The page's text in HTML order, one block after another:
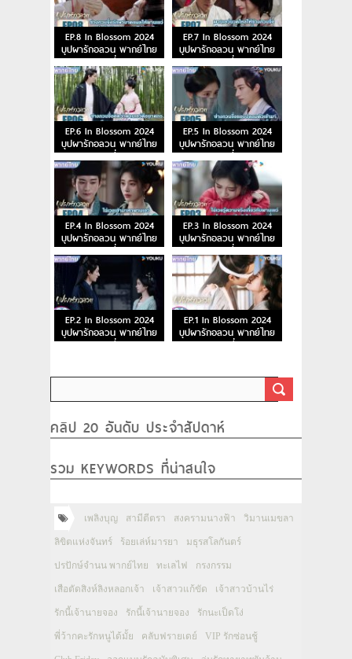
EP.8 In Blossom 2024
บุปผารักอลวน พากย์ไทย
ตอนที่ 8
EP.7 In Blossom 2024
บุปผารักอลวน พากย์ไทย
ตอนที่ 7
EP.6 In Blossom 2024
บุปผารักอลวน พากย์ไทย
ตอนที่ 6
EP.5 In Blossom 2024
บุปผารักอลวน พากย์ไทย
ตอนที่ 5
EP.4 In Blossom 2024
บุปผารักอลวน พากย์ไทย
ตอนที่ 4
EP.3 In Blossom 2024
บุปผารักอลวน พากย์ไทย
ตอนที่ 3
EP.2 In Blossom 2024
บุปผารักอลวน พากย์ไทย
ตอนที่ 2
EP.1 In Blossom 2024
บุปผารักอลวน พากย์ไทย
ตอนที่ 1
คลิป 20 อันดับ ประจำสัปดาห์
รวม KEYWORDS ที่น่าสนใจ
เพลิงบุญ สามีตีตรา สงครามนางฟ้า วิมานเมขลา
ลิขิตแห่งจันทร์ ร้อยเล่ห์มารยา มธุรสโลกันตร์
ปรปักษ์จำนน พากย์ไทย ทะเลไฟ กรงกรรม
เสือตัดสิงห์ลิงหลอกเจ้า เจ้าสาวแก้ขัด เจ้าสาวบ้านไร่
รักนี้เจ้านายจอง รักนี้เจ้านายจอง รักนะเป็ดโง่
พี่ว้ากคะรักหนูได้มั้ย คลับฟรายเดย์ VIP รักซ่อนชู้